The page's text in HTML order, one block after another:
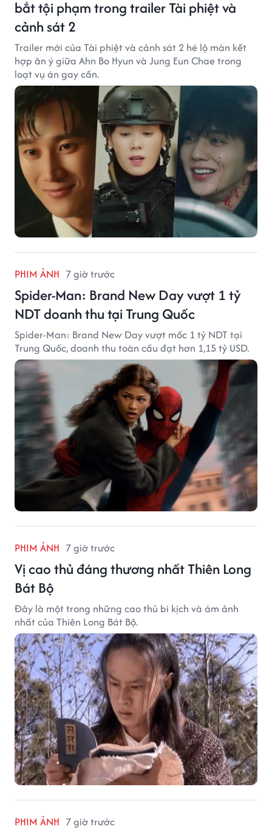
bắt tội phạm trong trailer Tài phiệt và
cảnh sát 2
Trailer mới của Tài phiệt và cảnh sát 2 hé lộ màn kết
hợp ăn ý giữa Ahn Bo Hyun và Jung Eun Chae trong
loạt vụ án gay cấn.
PHIM ẢNH 7 giờ trước
Spider-Man: Brand New Day vượt 1 tỷ
NDT doanh thu tại Trung Quốc
Spider-Man: Brand New Day vượt mốc 1 tỷ NDT tại
Trung Quốc, doanh thu toàn cầu đạt hơn 1,15 tỷ USD.
PHIM ẢNH 7 giờ trước
Vị cao thủ đáng thương nhất Thiên Long
Bát Bộ
Đây là một trong những cao thủ bi kịch và ám ảnh
nhất của Thiên Long Bát Bộ.
PHIM ẢNH 7 giờ trước